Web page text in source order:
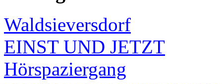
Waldsieversdorf
EINST UND JETZT
Hörspaziergang